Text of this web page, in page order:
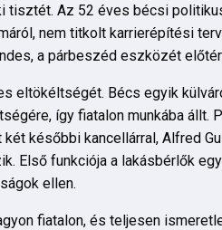
tisztét. Az 52 éves bécsi
nem titkolt karrierépítési
a párbeszéd eszközét
eltökéltségét. Bécs egyik
így fiatalon munkába
későbbi kancellárral, Alfred
Első funkciója a lakásbérlők
ellen.
fiatalon, és teljesen